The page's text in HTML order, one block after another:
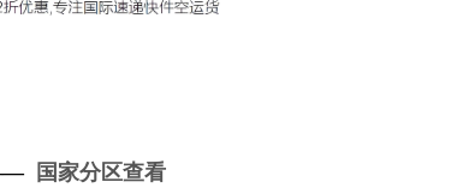
国家分区查看